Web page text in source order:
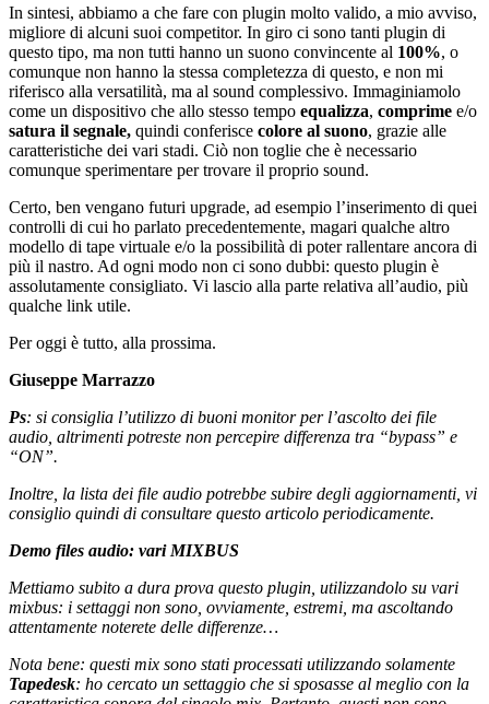
In sintesi, abbiamo a che fare con plugin molto valido, a mio avviso,
migliore di alcuni suoi competitor. In giro ci sono tanti plugin di
questo tipo, ma non tutti hanno un suono convincente al 100%, o
comunque non hanno la stessa completezza di questo, e non mi
riferisco alla versatilità, ma al sound complessivo. Immaginiamolo
come un dispositivo che allo stesso tempo equalizza, comprime e/o
satura il segnale, quindi conferisce colore al suono, grazie alle
caratteristiche dei vari stadi. Ciò non toglie che è necessario
comunque sperimentare per trovare il proprio sound.
Certo, ben vengano futuri upgrade, ad esempio l’inserimento di quei
controlli di cui ho parlato precedentemente, magari qualche altro
modello di tape virtuale e/o la possibilità di poter rallentare ancora di
più il nastro. Ad ogni modo non ci sono dubbi: questo plugin è
assolutamente consigliato. Vi lascio alla parte relativa all’audio, più
qualche link utile.
Per oggi è tutto, alla prossima.
Giuseppe Marrazzo
Ps: si consiglia l’utilizzo di buoni monitor per l’ascolto dei file
audio, altrimenti potreste non percepire differenza tra “bypass” e
“ON”.
Inoltre, la lista dei file audio potrebbe subire degli aggiornamenti, vi
consiglio quindi di consultare questo articolo periodicamente.
Demo files audio: vari MIXBUS
Mettiamo subito a dura prova questo plugin, utilizzandolo su vari
mixbus: i settaggi non sono, ovviamente, estremi, ma ascoltando
attentamente noterete delle differenze…
Nota bene: questi mix sono stati processati utilizzando solamente
Tapedesk: ho cercato un settaggio che si sposasse al meglio con la